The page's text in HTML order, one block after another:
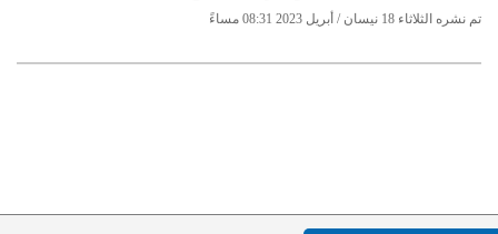
تم نشره الثلاثاء 18 نيسان / أبريل 2023 08:31 مساءً